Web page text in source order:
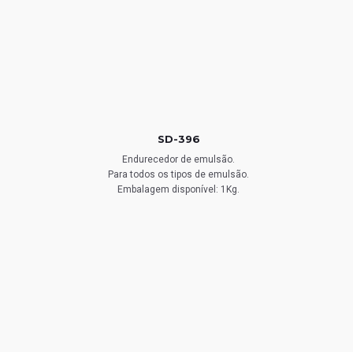
SD-396
Endurecedor de emulsão.
Para todos os tipos de emulsão.
Embalagem disponível: 1Kg.